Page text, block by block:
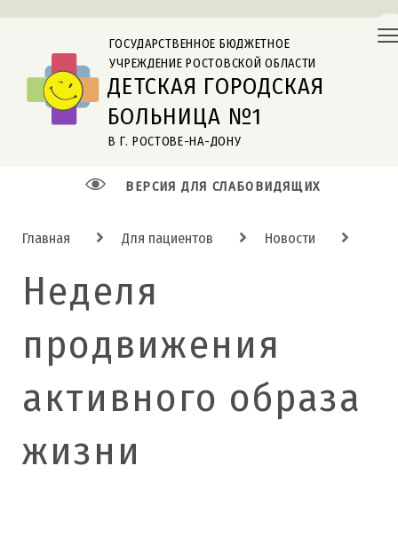
ДЕТСКАЯ ГОРОДСКАЯ
В Г. РОСТОВЕ-НА-ДОНУ
ГОСУДАРСТВЕННОЕ БЮДЖЕТНОЕ
УЧРЕЖДЕНИЕ РОСТОВСКОЙ ОБЛАСТИ
БОЛЬНИЦА №1
ВЕРСИЯ ДЛЯ СЛАБОВИДЯЩИХ
Главная Для пациентов Новости
Неделя
продвижения
активного образа
жизни